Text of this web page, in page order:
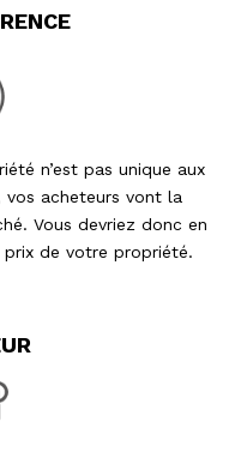
n’est pas unique aux
vos acheteurs vont la
Vous devriez donc en
de votre propriété.